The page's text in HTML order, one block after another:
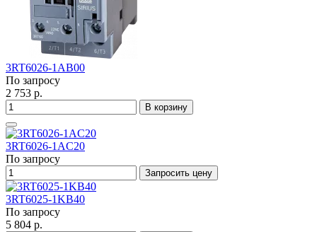
3RT6026-1AB00
По запросу
2 753 р.
В корзину
3RT6026-1AC20
По запросу
Запросить цену
3RT6025-1KB40
По запросу
5 804 р.